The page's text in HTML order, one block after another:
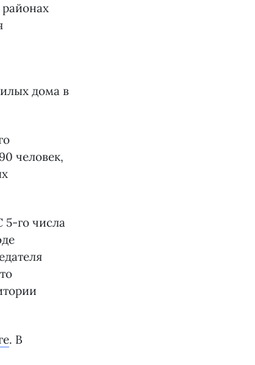
дома в
человек,
го числа
. В